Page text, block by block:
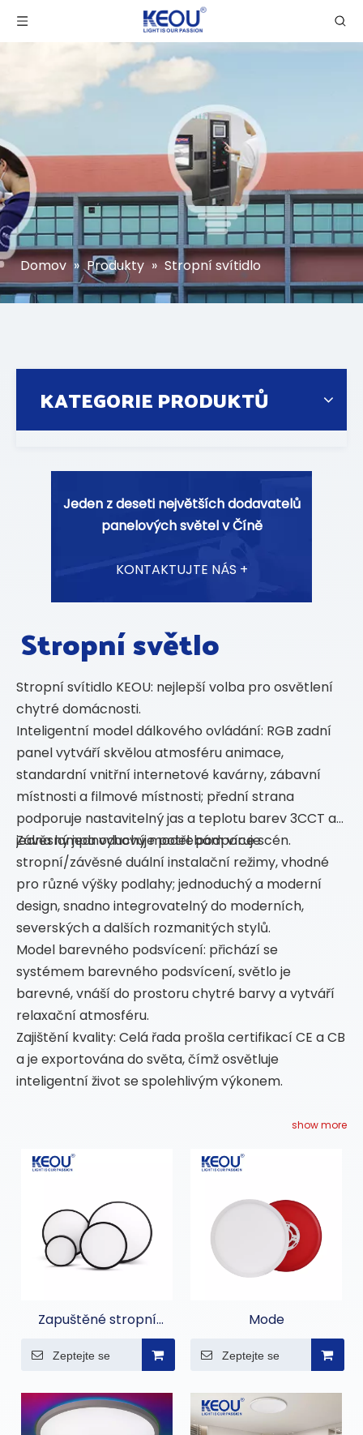
Domov » Produkty » Stropní svítidlo
KATEGORIE PRODUKTŮ
Jeden z deseti největších dodavatelů
panelových světel v Číně
KONTAKTUJTE NÁS +
Stropní světlo
Stropní svítidlo KEOU: nejlepší volba pro osvětlení
chytré domácnosti.
Inteligentní model dálkového ovládání: RGB zadní
panel vytváří skvělou atmosféru animace,
standardní vnitřní internetové kavárny, zábavní
místnosti a filmové místnosti; přední strana
podporuje nastavitelný jas a teplotu barev 3CCT a
jedna lampa vyhovuje potřebám více scén.
Závěsný jednoduchý model: podporuje
stropní/závěsné duální instalační režimy, vhodné
pro různé výšky podlahy; jednoduchý a moderní
design, snadno integrovatelný do moderních,
severských a dalších rozmanitých stylů.
Model barevného podsvícení: přichází se
systémem barevného podsvícení, světlo je
barevné, vnáší do prostoru chytré barvy a vytváří
relaxační atmosféru.
Zajištění kvality: Celá řada prošla certifikací CE a CB
a je exportována do světa, čímž osvětluje
inteligentní život se spolehlivým výkonem.
show more
Zapuštěné stropní
svítidlo odolné proti
vlhkosti
Zeptejte se
Mode
Zeptejte se